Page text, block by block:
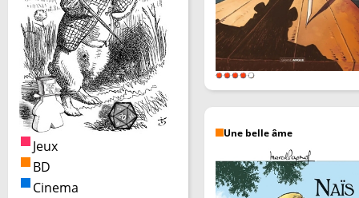
Jeux
BD
Cinema
Une belle âme